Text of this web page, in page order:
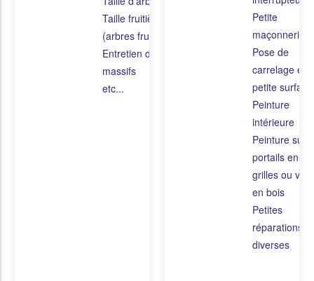
Taille fruitière
(arbres fruitiers)
Entretien des
massifs
etc...
Petite
maçonnerie
Pose de
carrelage en
petite surface
Peinture
intérieure
Peinture sur
portails en
grilles ou
en bois
Petites
réparations
diverses